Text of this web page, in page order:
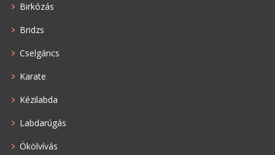
Birkózás
Bridzs
Cselgáncs
Karate
Kézilabda
Labdarúgás
Ökölvívás